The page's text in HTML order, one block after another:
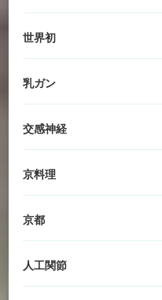
世界初
乳ガン
交感神経
京料理
京都
人工関節